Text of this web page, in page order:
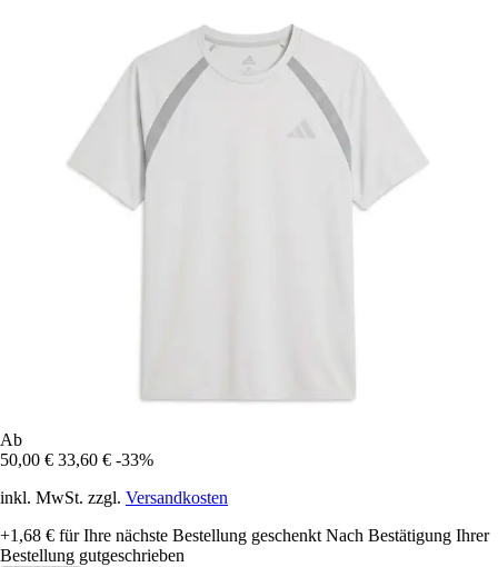
Ab
50,00 € 33,60 € -33%
inkl. MwSt. zzgl. Versandkosten
+1,68 € für Ihre nächste Bestellung geschenkt Nach Bestätigung Ihrer
Bestellung gutgeschrieben